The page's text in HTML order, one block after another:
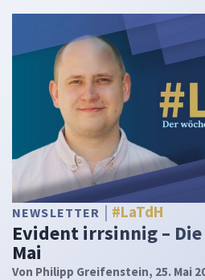
NEWSLETTER #LaTdH
Evident irrsinnig – Die
Mai
Von Philipp Greifenstein, 25. Mai